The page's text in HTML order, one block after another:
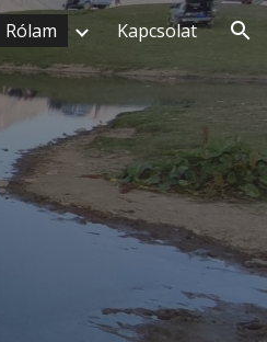
Rólam Kapcsolat